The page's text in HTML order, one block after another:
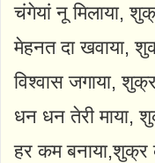
चंगेयां नू मिलाया,
मेहनत दा खवाया,
विश्वास जगाया,
धन धन तेरी माया,
हर कम बनाया,शुक्र